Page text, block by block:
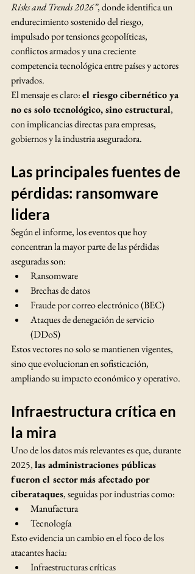
Risks and Trends 2026”, donde identifica un
endurecimiento sostenido del riesgo,
impulsado por tensiones geopolíticas,
conflictos armados y una creciente
competencia tecnológica entre países y actores
privados.
El mensaje es claro: el riesgo cibernético ya
no es solo tecnológico, sino estructural,
con implicancias directas para empresas,
gobiernos y la industria aseguradora.
Las principales fuentes de
pérdidas: ransomware
lidera
Según el informe, los eventos que hoy
concentran la mayor parte de las pérdidas
aseguradas son:
Ransomware
Brechas de datos
Fraude por correo electrónico (BEC)
Ataques de denegación de servicio
(DDoS)
Estos vectores no solo se mantienen vigentes,
sino que evolucionan en sofisticación,
ampliando su impacto económico y operativo.
Infraestructura crítica en
la mira
Uno de los datos más relevantes es que, durante
2025, las administraciones públicas
fueron el sector más afectado por
ciberataques, seguidas por industrias como:
Manufactura
Tecnología
Esto evidencia un cambio en el foco de los
atacantes hacia:
Infraestructuras críticas